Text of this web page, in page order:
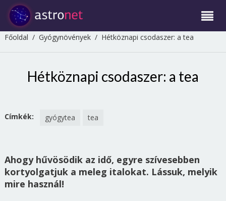
Főoldal / Gyógynövények/ Hétköznapi csodaszer: a tea
Hétköznapi csodaszer: a tea
Címkék: gyógytea tea
Ahogy hűvösödik az idő, egyre szívesebben
kortyolgatjuk a meleg italokat. Lássuk, melyik
mire használ!